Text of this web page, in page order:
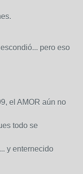
pero eso
el AMOR aún no
todo se
y enternecido